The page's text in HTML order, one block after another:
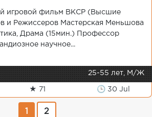
игровой фильм ВКСР (Высшие
и Режиссеров Мастерская Меньшова
Драма (15мин.) Профессор
научное...
25-55 лет, М/Ж
★ 71 🕒 30 Jul
2